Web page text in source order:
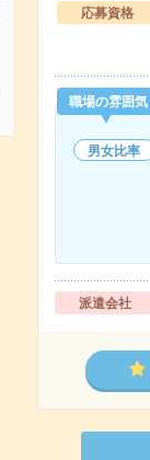
応募資格
職場の雰囲気
男女比率
派遣会社